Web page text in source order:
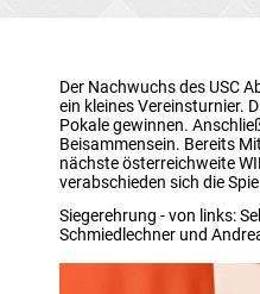
Der Nachwuchs des USC
ein kleines Vereinsturnier.
Pokale gewinnen.
Beisammensein. Bereits
nächste österreichweite
verabschieden sich die
Siegerehrung - von links:
Schmiedlechner und